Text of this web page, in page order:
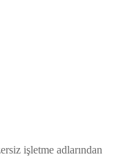
işletme adlarından